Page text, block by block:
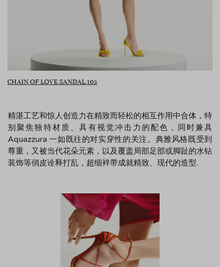
CHAIN OF LOVE SANDAL 105
精湛工艺和惊人创造力在精致而轻松的相互作用中合体，特
别聚焦独特材质、具有视觉冲击力的配色，同时兼具
Aquazzura 一如既往的对实穿性的关注。典雅风格既受到
尊重，又被当代花朵元素，以及覆盖局部足部或脚趾的水钻
装饰等俏皮诠释打乱，超细袢带成就精致、现代的造型.